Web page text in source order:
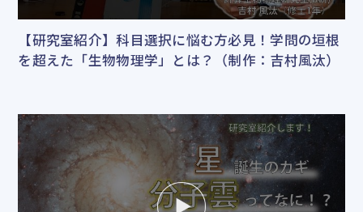
【研究室紹介】科目選択に悩む方必見！学問の垣根
を超えた「生物物理学」とは？（制作：吉村風汰）